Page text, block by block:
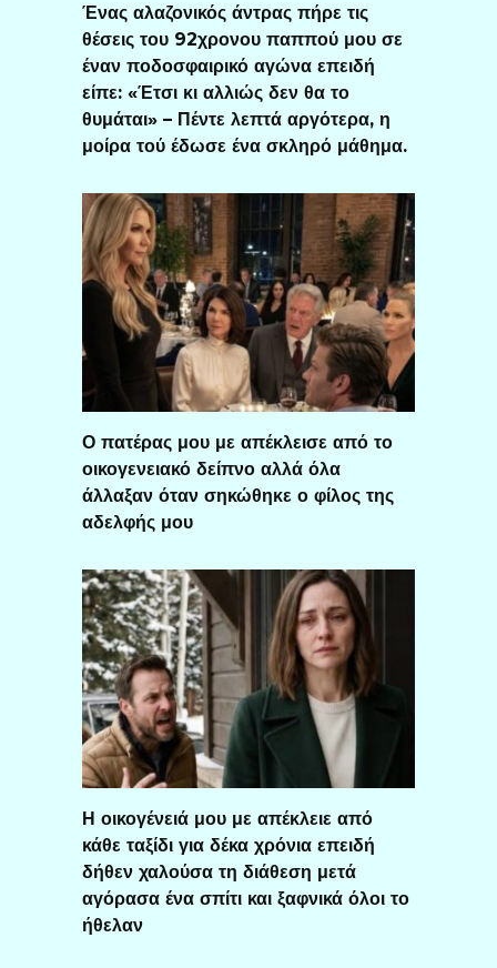
Ένας αλαζονικός άντρας πήρε τις
θέσεις του 92χρονου παππού μου σε
έναν ποδοσφαιρικό αγώνα επειδή
είπε: «Έτσι κι αλλιώς δεν θα το
θυμάται» – Πέντε λεπτά αργότερα, η
μοίρα τού έδωσε ένα σκληρό μάθημα.
Ο πατέρας μου με απέκλεισε από το
οικογενειακό δείπνο αλλά όλα
άλλαξαν όταν σηκώθηκε ο φίλος της
αδελφής μου
Η οικογένειά μου με απέκλειε από
κάθε ταξίδι για δέκα χρόνια επειδή
δήθεν χαλούσα τη διάθεση μετά
αγόρασα ένα σπίτι και ξαφνικά όλοι το
ήθελαν